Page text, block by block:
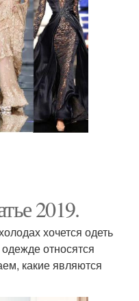
2019.
хочется одеть
относятся
какие являются